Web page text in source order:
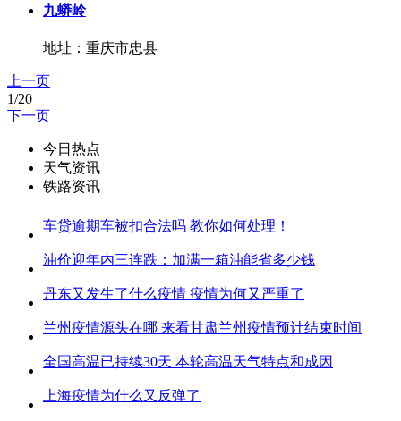
九蟒岭
地址：重庆市忠县
上一页
1/20
下一页
今日热点
天气资讯
铁路资讯
车贷逾期车被扣合法吗 教你如何处理！
油价迎年内三连跌：加满一箱油能省多少钱
丹东又发生了什么疫情 疫情为何又严重了
兰州疫情源头在哪 来看甘肃兰州疫情预计结束时间
全国高温已持续30天 本轮高温天气特点和成因
上海疫情为什么又反弹了